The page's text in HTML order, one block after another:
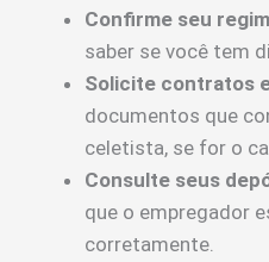
Confirme seu
saber se você tem
Solicite contratos
documentos que
celetista, se for o
Consulte seus
que o empregador
corretamente.